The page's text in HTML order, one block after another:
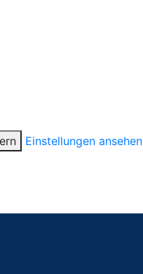
Einstellungen ansehen